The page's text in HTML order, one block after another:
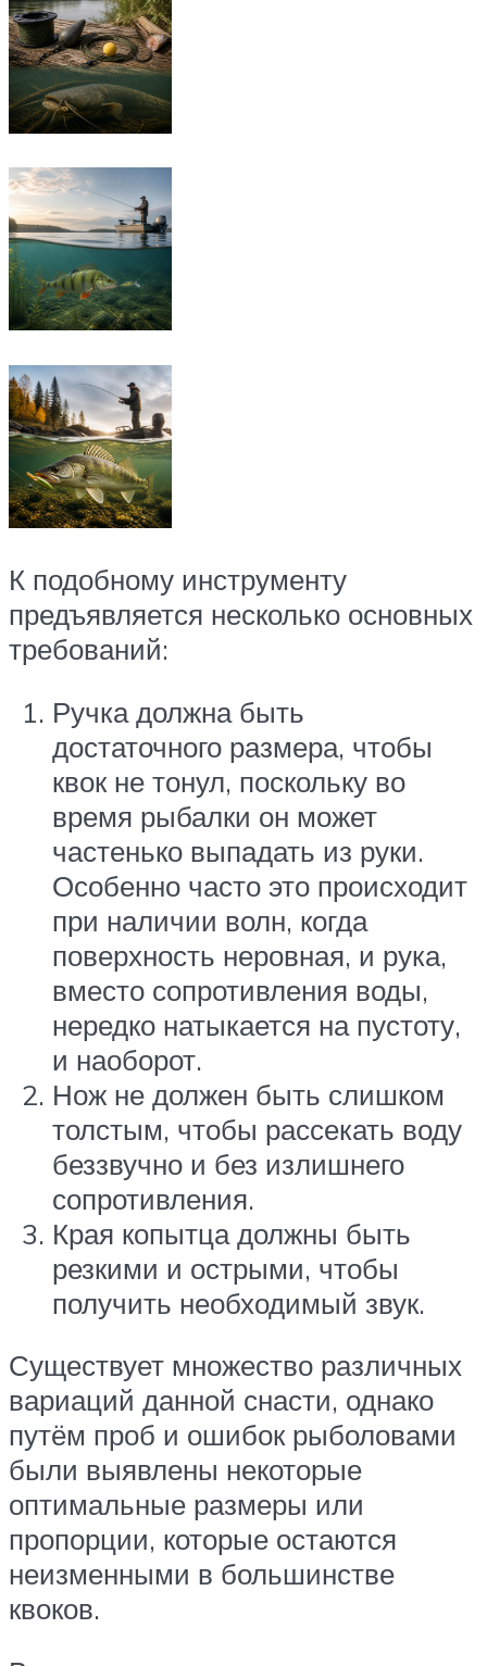
К подобному инструменту
предъявляется несколько основных
требований:
Ручка должна быть
достаточного размера, чтобы
квок не тонул, поскольку во
время рыбалки он может
частенько выпадать из руки.
Особенно часто это происходит
при наличии волн, когда
поверхность неровная, и рука,
вместо сопротивления воды,
нередко натыкается на пустоту,
и наоборот.
Нож не должен быть слишком
толстым, чтобы рассекать воду
беззвучно и без излишнего
сопротивления.
Края копытца должны быть
резкими и острыми, чтобы
получить необходимый звук.
Существует множество различных
вариаций данной снасти, однако
путём проб и ошибок рыболовами
были выявлены некоторые
оптимальные размеры или
пропорции, которые остаются
неизменными в большинстве
квоков.